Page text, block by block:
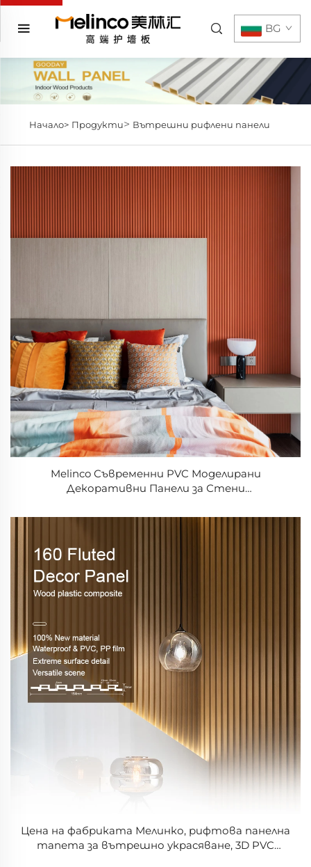
BG
Начало> Продукти> Вътрешни рифлени панели
Melinco Съвременни PVC Моделирани
Декоративни Панели за Стени
за Стените от Пластмаса с Релеф за Вила,
Цена на фабриката Мелинко, рифтова панелна
тапета за вътрешно украсяване, 3D PVC